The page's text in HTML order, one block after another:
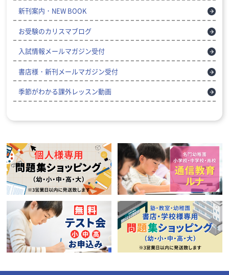
新刊案内・NEW BOOK
お受験のカリスマブログ
入試情報メールマガジン受付
書店様・新刊メールマガジン受付
季節がわかる課外レッスン動画